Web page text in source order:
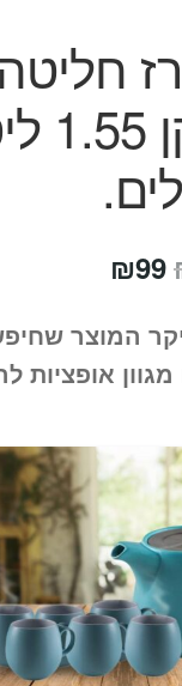
המחיר
היה:
₪169.
₪99
הוא:
₪99.
המוצר
מגוון אופציות